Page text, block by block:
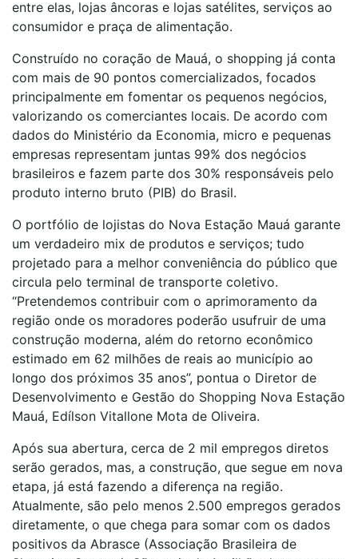
entre elas, lojas âncoras e lojas satélites, serviços ao
consumidor e praça de alimentação.
Construído no coração de Mauá, o shopping já conta
com mais de 90 pontos comercializados, focados
principalmente em fomentar os pequenos negócios,
valorizando os comerciantes locais. De acordo com
dados do Ministério da Economia, micro e pequenas
empresas representam juntas 99% dos negócios
brasileiros e fazem parte dos 30% responsáveis pelo
produto interno bruto (PIB) do Brasil.
O portfólio de lojistas do Nova Estação Mauá garante
um verdadeiro mix de produtos e serviços; tudo
projetado para a melhor conveniência do público que
circula pelo terminal de transporte coletivo.
“Pretendemos contribuir com o aprimoramento da
região onde os moradores poderão usufruir de uma
construção moderna, além do retorno econômico
estimado em 62 milhões de reais ao município ao
longo dos próximos 35 anos”, pontua o Diretor de
Desenvolvimento e Gestão do Shopping Nova Estação
Mauá, Edílson Vitallone Mota de Oliveira.
Após sua abertura, cerca de 2 mil empregos diretos
serão gerados, mas, a construção, que segue em nova
etapa, já está fazendo a diferença na região.
Atualmente, são pelo menos 2.500 empregos gerados
diretamente, o que chega para somar com os dados
positivos da Abrasce (Associação Brasileira de